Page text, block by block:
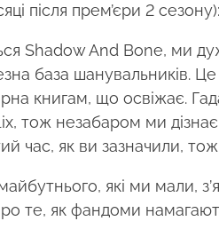
після прем’єри 2 сезону):
Shadow And Bone, ми
база шанувальників.
книгам, що освіжає.
тож незабаром ми
час, як ви зазначили,
які ми мали,
те, як фандоми